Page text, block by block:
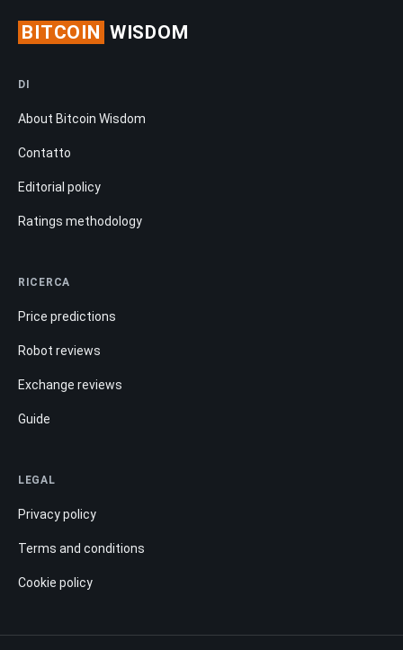
BITCOIN WISDOM
DI
About Bitcoin Wisdom
Contatto
Editorial policy
Ratings methodology
RICERCA
Price predictions
Robot reviews
Exchange reviews
Guide
LEGAL
Privacy policy
Terms and conditions
Cookie policy